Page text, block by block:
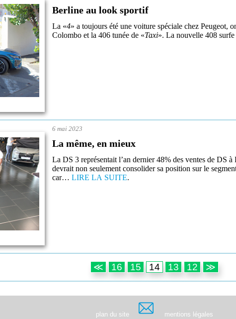
Berline au look sportif
La «4» a toujours été une voiture spéciale chez Peugeot,
Colombo et la 406 tunée de «Taxi». La nouvelle 408
6 mai 2023
La même, en mieux
La DS 3 représentait l’an dernier 48% des ventes de DS
devrait non seulement consolider sa position sur le
car…LIRE LA SUITE.
≪ 16 15 14 13 12 ≫
plan du site
mentions légales